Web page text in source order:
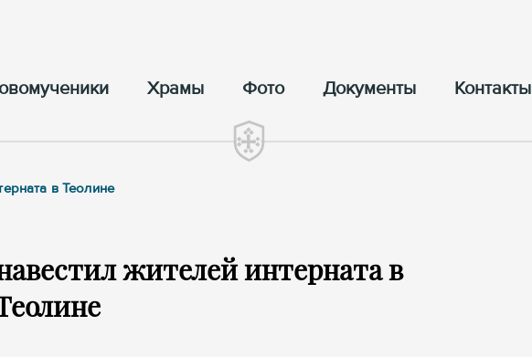
Храмы Фото Документы Контакты
в Теолине
жителей интерната в